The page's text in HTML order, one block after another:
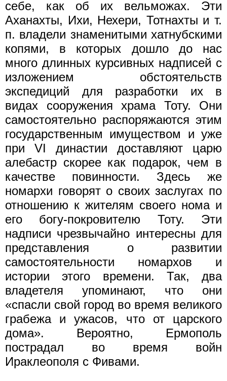
себе, как об их вельможах. Эти
Аханахты, Ихи, Нехери, Тотнахты и т.
п. владели знаменитыми хатнубскими
копями, в которых дошло до нас
много длинных курсивных надписей с
изложением обстоятельств
экспедиций для разработки их в
видах сооружения храма Тоту. Они
самостоятельно распоряжаются этим
государственным имуществом и уже
при VI династии доставляют царю
алебастр скорее как подарок, чем в
качестве повинности. Здесь же
номархи говорят о своих заслугах по
отношению к жителям своего нома и
его богу-покровителю Тоту. Эти
надписи чрезвычайно интересны для
представления о развитии
самостоятельности номархов и
истории этого времени. Так, два
владетеля упоминают, что они
«спасли свой город во время великого
грабежа и ужасов, что от царского
дома». Вероятно, Ермополь
пострадал во время войн
Ираклеополя с Фивами.